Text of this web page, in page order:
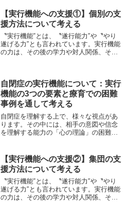
【実行機能への支援①】個別の支
援方法について考える
〝実行機能″とは、〝遂行能力″や〝やり
遂げる力″とも言われています。実行機能
の力は、その後の学力や対人関係、そし
強く受けると言われ...
自閉症の実行機能について：実行
機能の3つの要素と療育での困難
事例を通して考える
自閉症を理解する上で、様々な視点があ
ります。その中には、相手の意図や信念
を理解する能力の「心の理論」の困難さ
どがあります。さらに、目標を計画し、
目標を実行するために注意...
【実行機能への支援②】集団の支
援方法について考える
〝実行機能″とは、〝遂行能力″や〝やり
遂げる力″とも言われています。実行機能
の力は、その後の学力や対人関係、そし